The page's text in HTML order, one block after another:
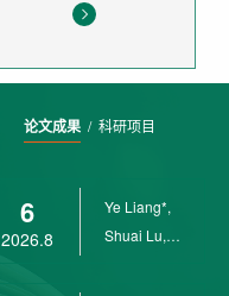
论文成果/ 科研项目
6
2026.8
Ye Liang*,
Shuai Lu,